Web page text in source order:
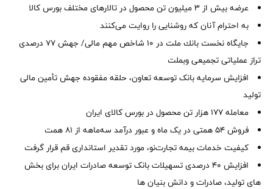
عرضه بیش از ۳ میلیون تن محصول در تالارهای مختلف بورس کالا
به احترام آنان که روشنایی را روایت می‌کنند
جایگاه نخست بانك ملت در 10 شاخص مهم مالی/ جهش 77 درصدی
تراز عملیاتی تجمیعی وبملت
افزایش سرمایه بانک توسعه تعاون، حلقه مفقوده جهش تأمین مالی
تولید
معامله ۱۷۷ هزار تن محصول در بورس کالای ایران
فروش 54 همتی در یک ماه و عبور درآمد سه‌ماهه از 81 همت
کیفیت خدمات بیمه تجارت‌نو، مورد تقدیر استانداری قم قرار گرفت
افزایش 40 درصدی تسهیلات بانک توسعه صادرات ایران برای بخش
های تولید، صادرات و دانش بنیان ها